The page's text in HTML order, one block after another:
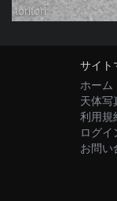
toritori
サイト
ホーム
天体写
利用規
ログ
お問い